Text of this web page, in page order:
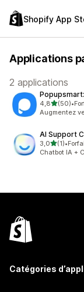
Shopify App
Applications
2 applications
4,8étoile(s)
(50)
50 avis au•
Augmentez
AI Support
3,0étoile(s)
(1)
1 avis au total
•
Chatbot IA +
Catégories